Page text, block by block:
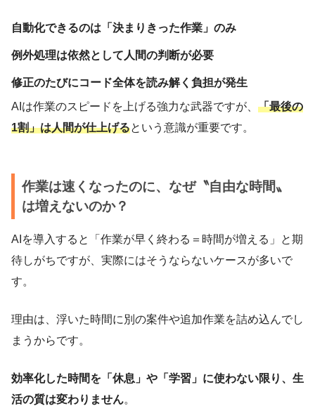
自動化できるのは「決まりきった作業」のみ
例外処理は依然として人間の判断が必要
修正のたびにコード全体を読み解く負担が発生
AIは作業のスピードを上げる強力な武器ですが、 「最後の
1割」は人間が仕上げるという意識が重要です。
作業は速くなったのに、なぜ〝自由な時間〟
は増えないのか？
AIを導入すると「作業が早く終わる＝時間が増える」と期
待しがちですが、実際にはそうならないケースが多いで
す。
理由は、浮いた時間に別の案件や追加作業を詰め込んでし
まうからです。
効率化した時間を「休息」や「学習」に使わない限り、生
活の質は変わりません。